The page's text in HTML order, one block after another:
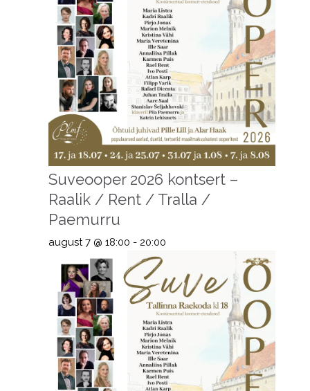
Suveooper 2026 kontsert –
Raalik / Rent / Tralla /
Paemurru
august 7 @ 18:00 - 20:00